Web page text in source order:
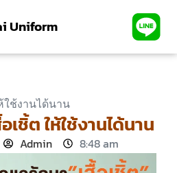
Uniform
ใช้งานได้นาน
เชิ้ต ให้ใช้งานได้นาน
Admin 8:48 am